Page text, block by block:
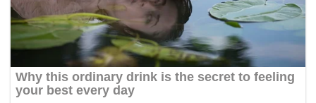
Kenyataan Tony Pua memperlekehkan tahap agama
pemimpin PAS itu turut dikongsi oleh pemimpin Melayu
DAP, Dyana Sofya Mohd. Daud di laman Facebook beliau
Ketua Pemuda PAS, Nik Mohamad Abduh Nik Abdul Aziz